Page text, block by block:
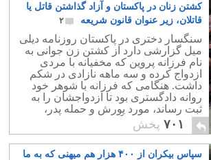
کشتن زنان در پاکستان و آزاد گذاشتن قاتل یا
قاتلان، زیر عنوان قانون شریعه
۲
سنگسار دختری در پاکستان روزنامه دیلی
میل گزارشی دارد از کشتن زن جوانی به
نام فرزانه پروین که مخفیانه با مردی
ازدواج کرده و سه ماهه نازادی در شکم
داشت. هنگامی که فرزانه با شوهر خود
روانه دادگستری بود تا ازدواجشان را به
ثبت رساند، مورد یورش و حمله پدر،
برادران خود قرار گرفت و به قتل رسید.
۷۰۱ پخش
سپاس بیکران از ۴۰۰ هزار هم میهنی که به ما